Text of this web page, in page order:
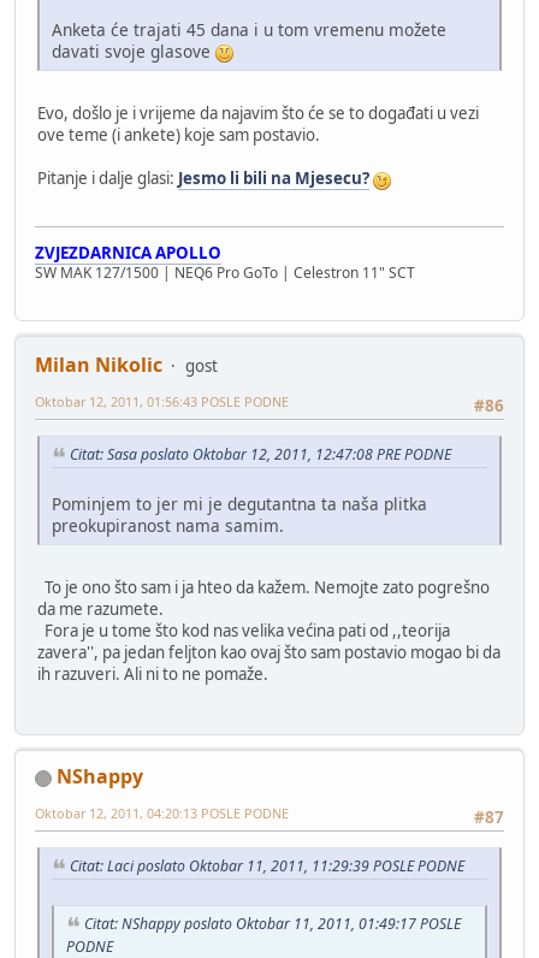
Anketa će trajati 45 dana i u tom vremenu možete
davati svoje glasove
Evo, došlo je i vrijeme da najavim što će se to događati u vezi
ove teme (i ankete) koje sam postavio.
Pitanje i dalje glasi: Jesmo li bili na Mjesecu?
ZVJEZDARNICA APOLLO
SW MAK 127/1500 | NEQ6 Pro GoTo | Celestron 11" SCT
Milan Nikolic
gost
#86
Oktobar 12, 2011, 01:56:43 POSLE PODNE
Citat: Sasa poslato Oktobar 12, 2011, 12:47:08 PRE PODNE
Pominjem to jer mi je degutantna ta naša plitka
preokupiranost nama samim.
To je ono što sam i ja hteo da kažem. Nemojte zato pogrešno
da me razumete.
Fora je u tome što kod nas velika većina pati od ,,teorija
zavera'', pa jedan feljton kao ovaj što sam postavio mogao bi da
ih razuveri. Ali ni to ne pomaže.
NShappy
#87
Oktobar 12, 2011, 04:20:13 POSLE PODNE
Citat: Laci poslato Oktobar 11, 2011, 11:29:39 POSLE PODNE
Citat: NShappy poslato Oktobar 11, 2011, 01:49:17 POSLE
PODNE